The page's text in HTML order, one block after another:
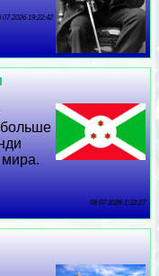
07 2026 19:22:42
больше
мира.
08 07 2026 1:32:27